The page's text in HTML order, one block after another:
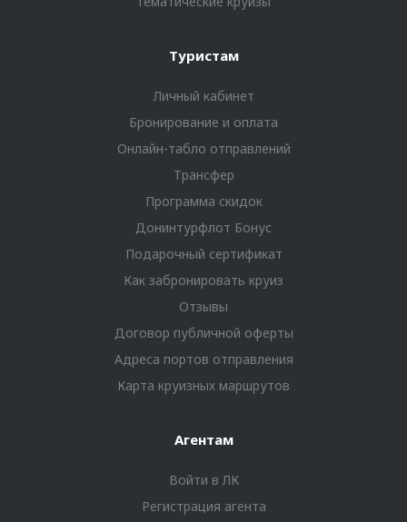
Туристам
Личный кабинет
Бронирование и оплата
Онлайн-табло отправлений
Трансфер
Программа скидок
Донинтурфлот Бонус
Подарочный сертификат
Как забронировать круиз
Отзывы
Договор публичной оферты
Адреса портов отправления
Карта круизных маршрутов
Агентам
Войти в ЛК
Регистрация агента